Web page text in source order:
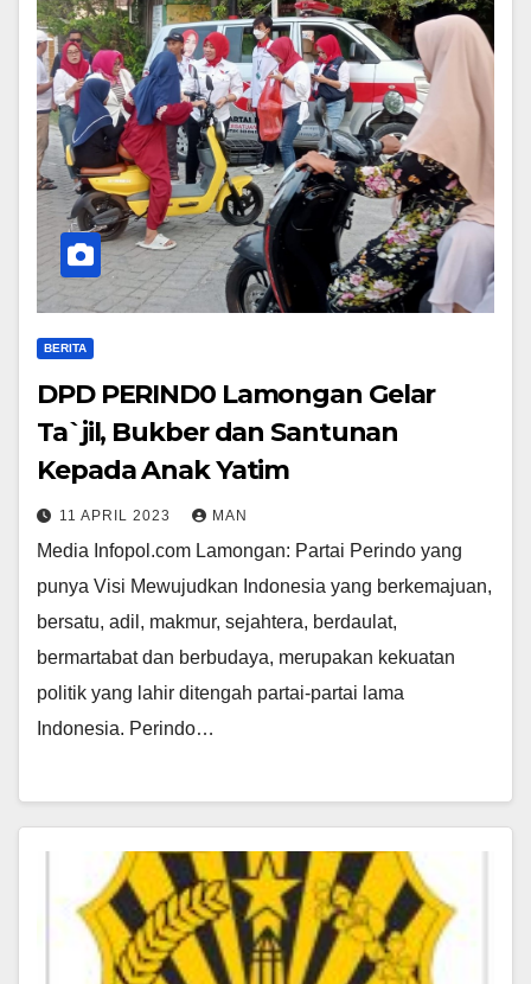
BERITA
DPD PERIND0 Lamongan Gelar
Ta`jil, Bukber dan Santunan
Kepada Anak Yatim
11 APRIL 2023 MAN
Media Infopol.com Lamongan: Partai Perindo yang
punya Visi Mewujudkan Indonesia yang berkemajuan,
bersatu, adil, makmur, sejahtera, berdaulat,
bermartabat dan berbudaya, merupakan kekuatan
politik yang lahir ditengah partai-partai lama
Indonesia. Perindo…